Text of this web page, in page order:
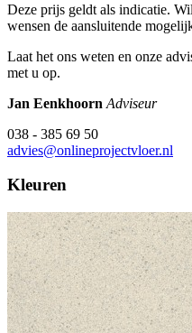
Deze prijs geldt als indicatie.
wensen de aansluitende
Laat het ons weten en onze
met u op.
Jan Eenkhoorn Adviseur
038 - 385 69 50
advies@onlineprojectvloer.nl
Kleuren